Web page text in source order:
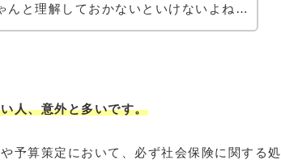
んと理解しておかないといけないよね…
人、意外と多いです。
予算策定において、必ず社会保険に関する処